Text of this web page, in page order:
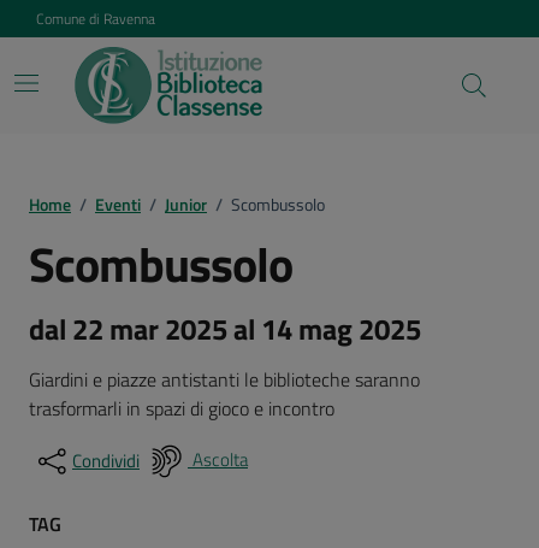
Vai ai contenuti
Vai al footer
Comune di Ravenna
Home / Eventi / Junior / Scombussolo
Scombussolo
dal 22 mar 2025 al 14 mag 2025
Giardini e piazze antistanti le biblioteche saranno
trasformarli in spazi di gioco e incontro
Condividi Ascolta
TAG